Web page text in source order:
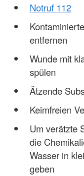
Notruf 112
entfernen
Wunde mit
spülen
Ätzende
Keimfreien
Um verätzte
die
Wasser in
geben